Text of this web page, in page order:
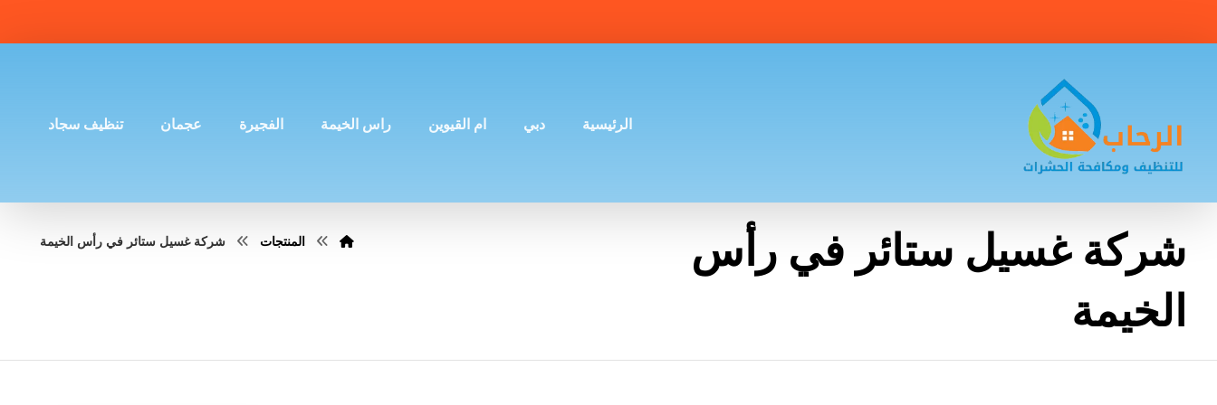
الرئيسية دبي ام القيوين راس الخيمة الفجيرة عجمان تنظيف سجاد
شركة غسيل ستائر في رأس
الخيمة
المنتجات شركة غسيل ستائر في رأس الخيمة